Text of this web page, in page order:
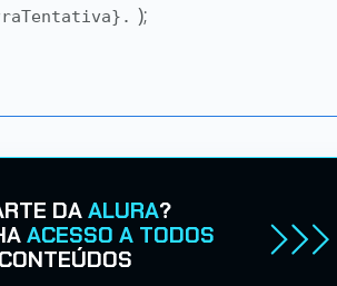
);
DAALURA?
ACESSO A TODOS